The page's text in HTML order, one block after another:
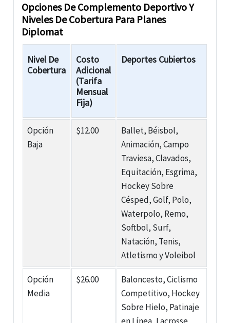
Opciones De Complemento Deportivo Y
Niveles De Cobertura Para Planes
Diplomat
Nivel De
Cobertura
Costo
Adicional
(Tarifa
Mensual
Fija)
Deportes Cubiertos
Opción
Baja
$12.00
Ballet, Béisbol,
Animación, Campo
Traviesa, Clavados,
Equitación, Esgrima,
Hockey Sobre
Césped, Golf, Polo,
Waterpolo, Remo,
Softbol, Surf,
Natación, Tenis,
Atletismo y Voleibol
Opción
Media
$26.00
Baloncesto, Ciclismo
Competitivo, Hockey
Sobre Hielo, Patinaje